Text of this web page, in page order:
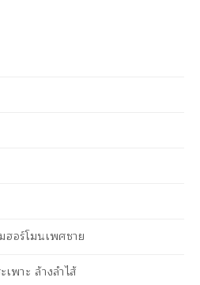
ฮอร์โมนเพศชาย
พาะ ล้างลำไส้